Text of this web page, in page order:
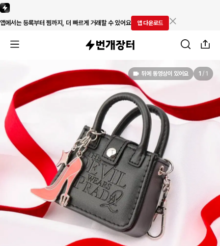
앱에서는 등록부터 찜까지, 더 빠르게 거래할 수 있어요 앱 다운로드
뒤에 동영상이 있어요 1 / 1